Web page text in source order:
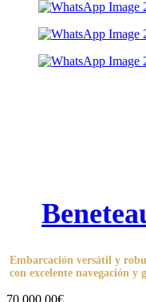
Embarcación versátil y
con excelente navegación
70.000,00€